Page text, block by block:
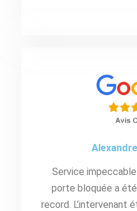
Service
porte bloquée a
record. L’intervenant